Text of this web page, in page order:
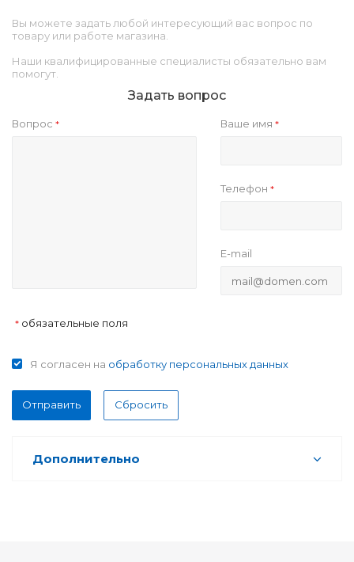
Вы можете задать любой интересующий вас вопрос по
товару или работе магазина.
Наши квалифицированные специалисты обязательно вам
помогут.
Задать вопрос
Вопрос * Ваше имя*
Телефон*
E-mail
* обязательные поля
Я согласен на обработку персональных данных
Отправить Сбросить
Дополнительно